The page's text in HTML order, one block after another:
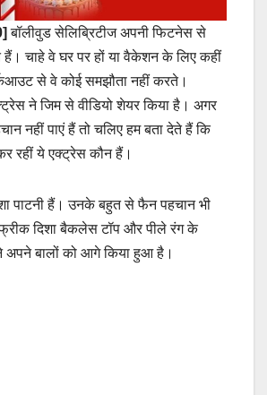
बॉलीवुड सेलिब्रिटीज अपनी फिटनेस से
चाहे वे घर पर हों या वैकेशन के लिए कहीं
से वे कोई समझौता नहीं करते।
ने जिम से वीडियो शेयर किया है। अगर
नहीं पाएं हैं तो चलिए हम बता देते हैं कि
रहीं ये एक्ट्रेस कौन हैं।
पाटनी हैं। उनके बहुत से फैन पहचान भी
दिशा बैकलेस टॉप और पीले रंग के
अपने बालों को आगे किया हुआ है।